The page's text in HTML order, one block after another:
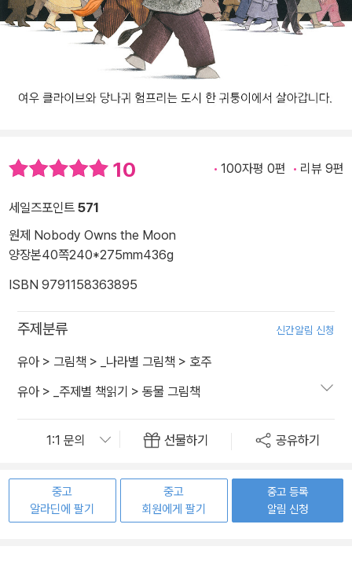
10 100자평 0편 리뷰 9편
세일즈포인트 571
원제 Nobody Owns the Moon
양장본40쪽240*275mm436g
ISBN 9791158363895
주제분류 신간알림 신청
유아> 그림책 > _나라별 그림책 > 호주
유아> _주제별 책읽기 > 동물 그림책
선물하기 공유하기
중고
알라딘에 팔기
중고
회원에게 팔기
중고 등록
알림 신청